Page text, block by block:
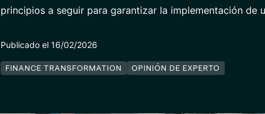
principios a seguir para garantizar la implementación de
Publicado el 16/02/2026
FINANCE TRANSFORMATION OPINIÓN DE EXPERTO